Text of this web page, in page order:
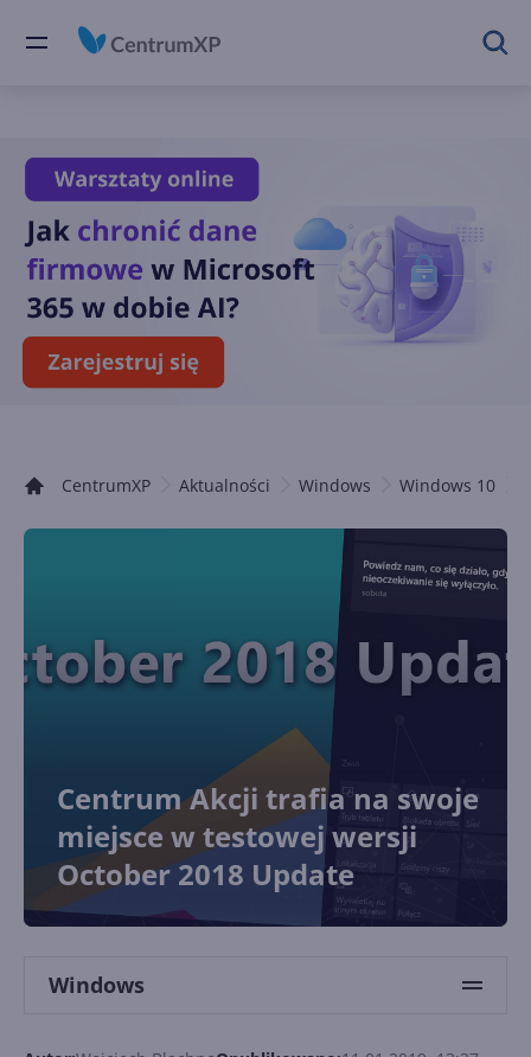
CentrumXP Aktualności Windows Windows 10
Centrum Akcji trafia na swoje
miejsce w testowej wersji
October 2018 Update
Windows